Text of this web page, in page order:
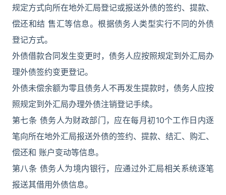
规定方式向所在地外汇局登记或报送外债的签约、提款、
偿还和结 售汇等信息。根据债务人类型实行不同的外债
登记方式。
外债借款合同发生变更时，债务人应按照规定到外汇局办
理外债签约变更登记。
外债未偿余额为零且债务人不再发生提款时，债务人应按
照规定到外汇局办理外债注销登记手续。
第七条 债务人为财政部门，应在每月初10个工作日内逐
笔向所在地外汇局报送外债的签约、提款、结汇、购汇、
偿还和 账户变动等信息。
第八条 债务人为境内银行，应通过外汇局相关系统逐笔
报送其借用外债信息。